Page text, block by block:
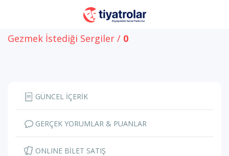
Gezmek İstediği Sergiler / 0
GÜNCEL İÇERİK
GERÇEK YORUMLAR & PUANLAR
ONLINE BİLET SATIŞ